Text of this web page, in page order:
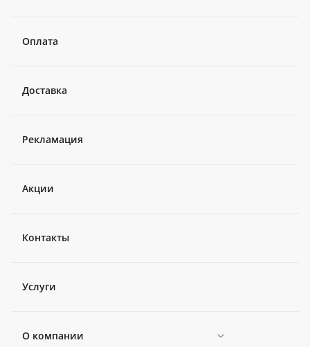
Оплата
Доставка
Рекламация
Акции
Контакты
Услуги
О компании